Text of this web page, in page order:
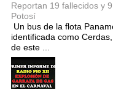
Reportan 19 fallecidos y
Potosí
Un bus de la flota
identificada como
de este ...